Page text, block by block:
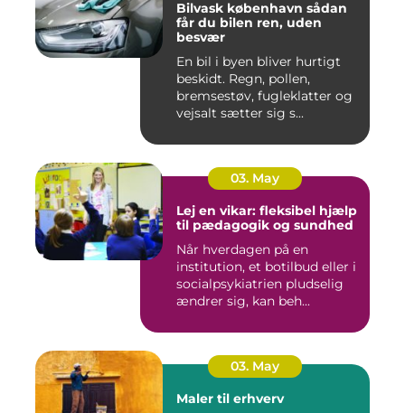
Bilvask københavn sådan
får du bilen ren, uden
besvær
En bil i byen bliver hurtigt
beskidt. Regn, pollen,
bremsestøv, fugleklatter og
vejsalt sætter sig s...
03. May
Lej en vikar: fleksibel hjælp
til pædagogik og sundhed
Når hverdagen på en
institution, et botilbud eller i
socialpsykiatrien pludselig
ændrer sig, kan beh...
03. May
Maler til erhverv